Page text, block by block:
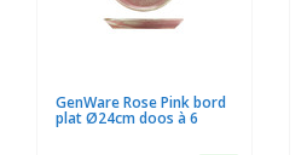
GenWare Rose Pink bord
plat Ø24cm doos à 6